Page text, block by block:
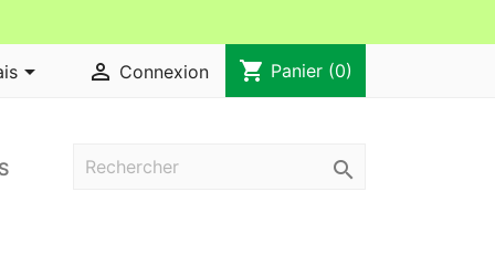
  Connexion shopping_cart Panier (0)
